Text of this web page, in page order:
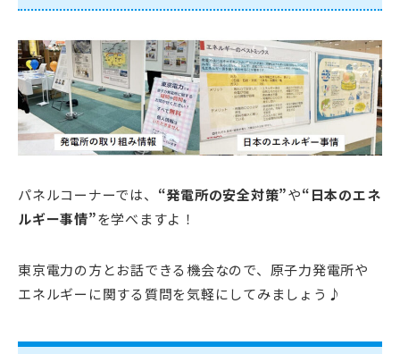
パネルコーナーでは、 “発電所の安全対策”や“日本のエネ
ルギー事情”を学べますよ！
東京電力の方とお話できる機会なので、原子力発電所や
エネルギーに関する質問を気軽にしてみましょう♪